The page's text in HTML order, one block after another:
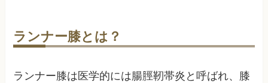
ランナー膝とは？
ランナー膝は医学的には腸脛靭帯炎と呼ばれ、膝